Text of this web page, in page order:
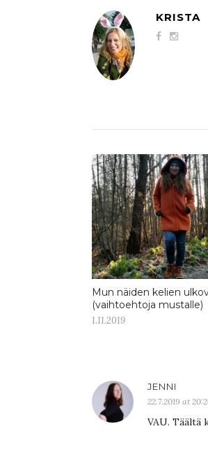
KRISTA
Mun näiden kelien
(vaihtoehtoja mustalle)
1.11.2019
JENNI
22.7.2019 at
VAU. Täältä